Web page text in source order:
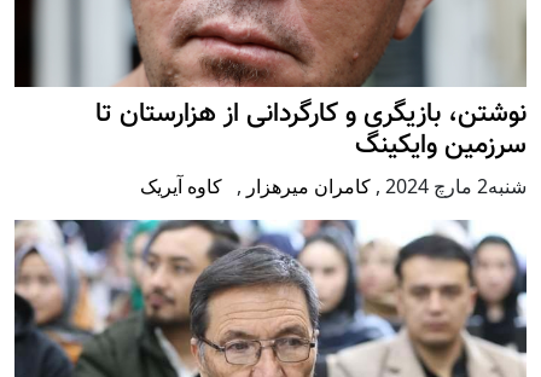
نوشتن، بازیگری و کارگردانی از هزارستان تا
سرزمین وایکینگ
شنبه2 مارچ 2024 , کامران میرهزار , کاوه آیریک